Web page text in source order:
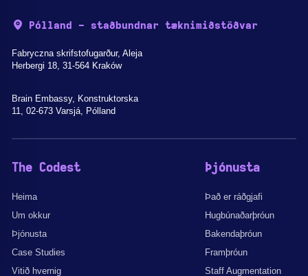
Pólland - staðbundnar tæknimiðstöðvar
Fabryczna skrifstofugarður, Aleja
Herbergi 18, 31-564 Kraków
Brain Embassy, Konstruktorska
11, 02-673 Varsjá, Pólland
The Codest
Heima
Um okkur
Þjónusta
Case Studies
Vitið hvernig
Þjónusta
Það er ráðgjafi
Hugbúnaðarþróun
Bakendaþróun
Framþróun
Staff Augmentation